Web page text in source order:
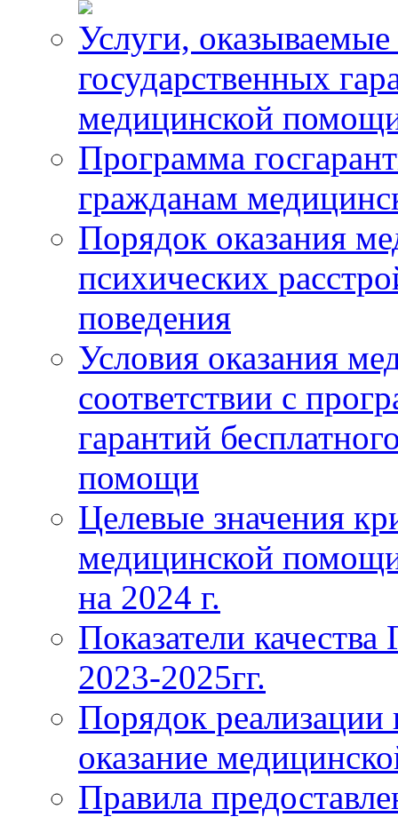
Услуги,
государственных
медицинской
Программа
гражданам
Порядок оказания
психических
поведения
Условия оказания
соответствии с
гарантий
помощи
Целевые значения
медицинской
на 2024 г.
Показатели
2023-2025гг.
Порядок реализации
оказание
Правила